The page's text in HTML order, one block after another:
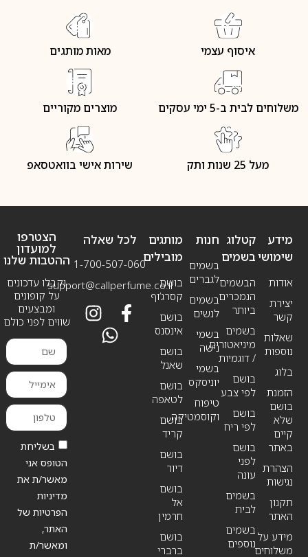
איסוף עצמי מאות מותגים
משלוחים לבית ב-5 ימי עסקים מוצרים מקוריים
מעל 25 שנות ותק שירות אישי בוואטסאפ
מידע
שימושי
אודות
יצירת
קשר
שאלות
נוספות
בלוג
הזמנת
בושם
שלא
קיים
באתר
הצהרת
נגישות
תקנון
האתר
מידע על
משלוחים
חנות
בשמים
לגברים
בשמים
לנשים
בשמי
נישה
בשמי
יוניסקס
טיפוח
וקוסמטיקה
קטלוג
בשמים
הבשמים
הנמכרים
ביותר
בשמים
מיניאטורים
/ דוגמיות
בושם
לפי צבע
בושם
לפי ריח
בושם
לפני
עונה
בשמים
לבית
בשמים
נוספים
מותגים
מובילים
בושם
קסרג’וף
בושם
אינסנס
בושם
שאנל
בושם
לטאפה
בושם
קריד
בושם
דיור
בושם
אל
חרמין
בושם
ברברי
לכל שאלה
1-700-507-060
support@callperfume.co.il
הצטרפו
למועדון
ההטבות שלנו
וקבלו עדכונים
על קופונים
ומבצעים
שווים לפני כולם
בשליחת
הטופס אני
מאשר/ת את
מדיניות
הפרטיות של
האתר,
ומאשר/ת